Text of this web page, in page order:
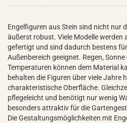
Engelfiguren aus Stein sind nicht nur
äußerst robust. Viele Modelle werden
gefertigt und sind dadurch bestens
Außenbereich geeignet. Regen,
Temperaturen können dem Material
behalten die Figuren über viele Jahre
charakteristische Oberfläche.
pflegeleicht und benötigt nur wenig
besonders attraktiv für die
Die Gestaltungsmöglichkeiten mit